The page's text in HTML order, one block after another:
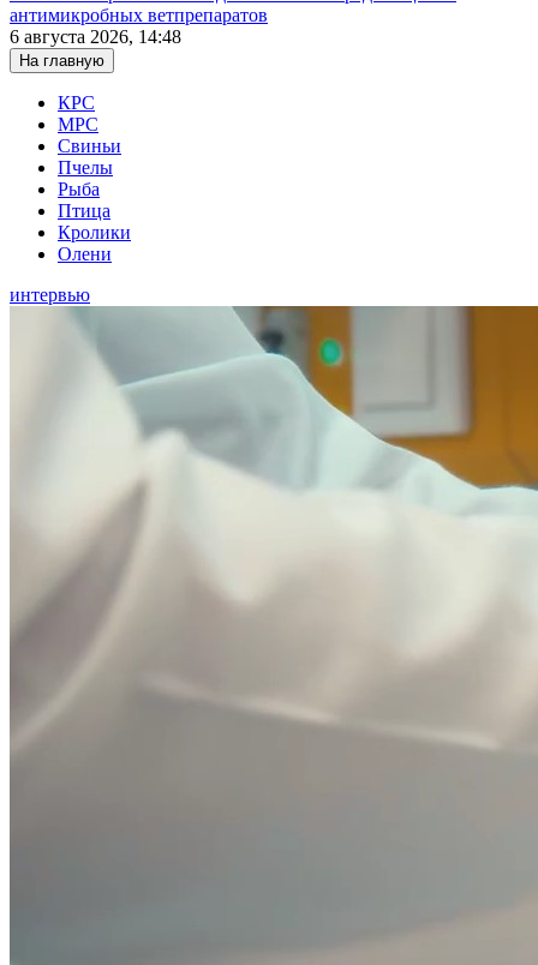
антимикробных ветпрепаратов
6 августа 2026, 14:48
На главную
КРС
МРС
Свиньи
Пчелы
Рыба
Птица
Кролики
Олени
интервью